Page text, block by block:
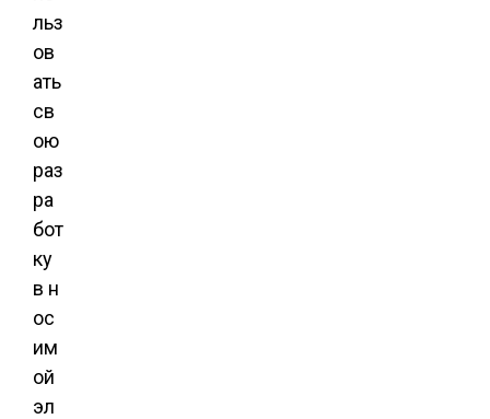
льз
ов
ать
св
ою
раз
ра
бот
ку
в н
ос
им
ой
эл